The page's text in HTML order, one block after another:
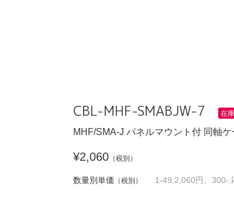
CBL-MHF-SMABJW-7 在
MHF/SMA-J パネルマウント付 同軸
¥2,060 （税別）
数量別単価 （税別） 1-49:2,060円、300-: